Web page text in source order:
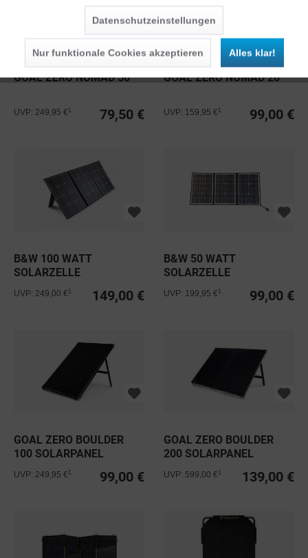
GOAL ZERO NOMAD 50
79,50 €
UVP: 249,95 €
GOAL ZERO NOMAD 20
99,00 €
UVP: 159,95 €
B&W 100 WATT
SOLARZELLE
149,00 €
UVP: 249,00 €
B&W 50 WATT
SOLARZELLE
99,00 €
UVP: 199,95 €
GOAL ZERO BOULDER
100 SOLARPANEL
99,00 €
UVP: 249,95 €
GOAL ZERO BOULDER
200 SOLARPANEL
BRIEFCASE
139,00 €
UVP: 599,00 €
Datenschutzeinstellungen
Nur funktionale Cookies akzeptieren Alles klar!